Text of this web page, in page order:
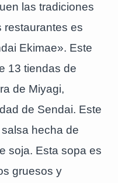
las tradiciones
restaurantes es
Ekimae». Este
13 tiendas de
de Miyagi,
de Sendai. Este
hecha de
soja. Esta sopa es
gruesos y